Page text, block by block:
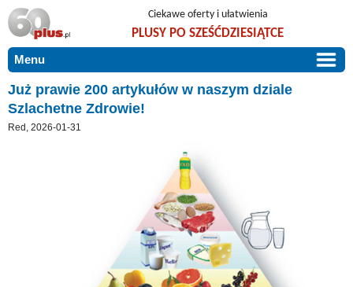
Ciekawe oferty i ułatwienia
PLUSY PO SZEŚĆDZIESIĄTCE
Menu
START
PROMOCJE
Mieszkaj wygodnie i bez barier
Warto wiedzieć!
Już prawie 200 artykułów w naszym dziale
Szlachetne Zdrowie!
Red, 2026-01-31